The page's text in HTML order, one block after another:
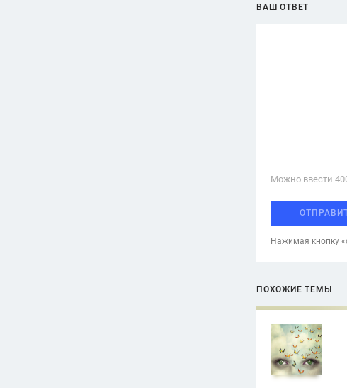
ВАШ ОТВЕТ
Можно ввести
Нажимая кнопку
ПОХОЖИЕ ТЕМЫ